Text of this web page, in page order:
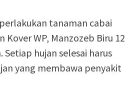
tanaman cabai
WP, Manzozeb Biru 12
Setiap hujan selesai harus
yang membawa penyakit